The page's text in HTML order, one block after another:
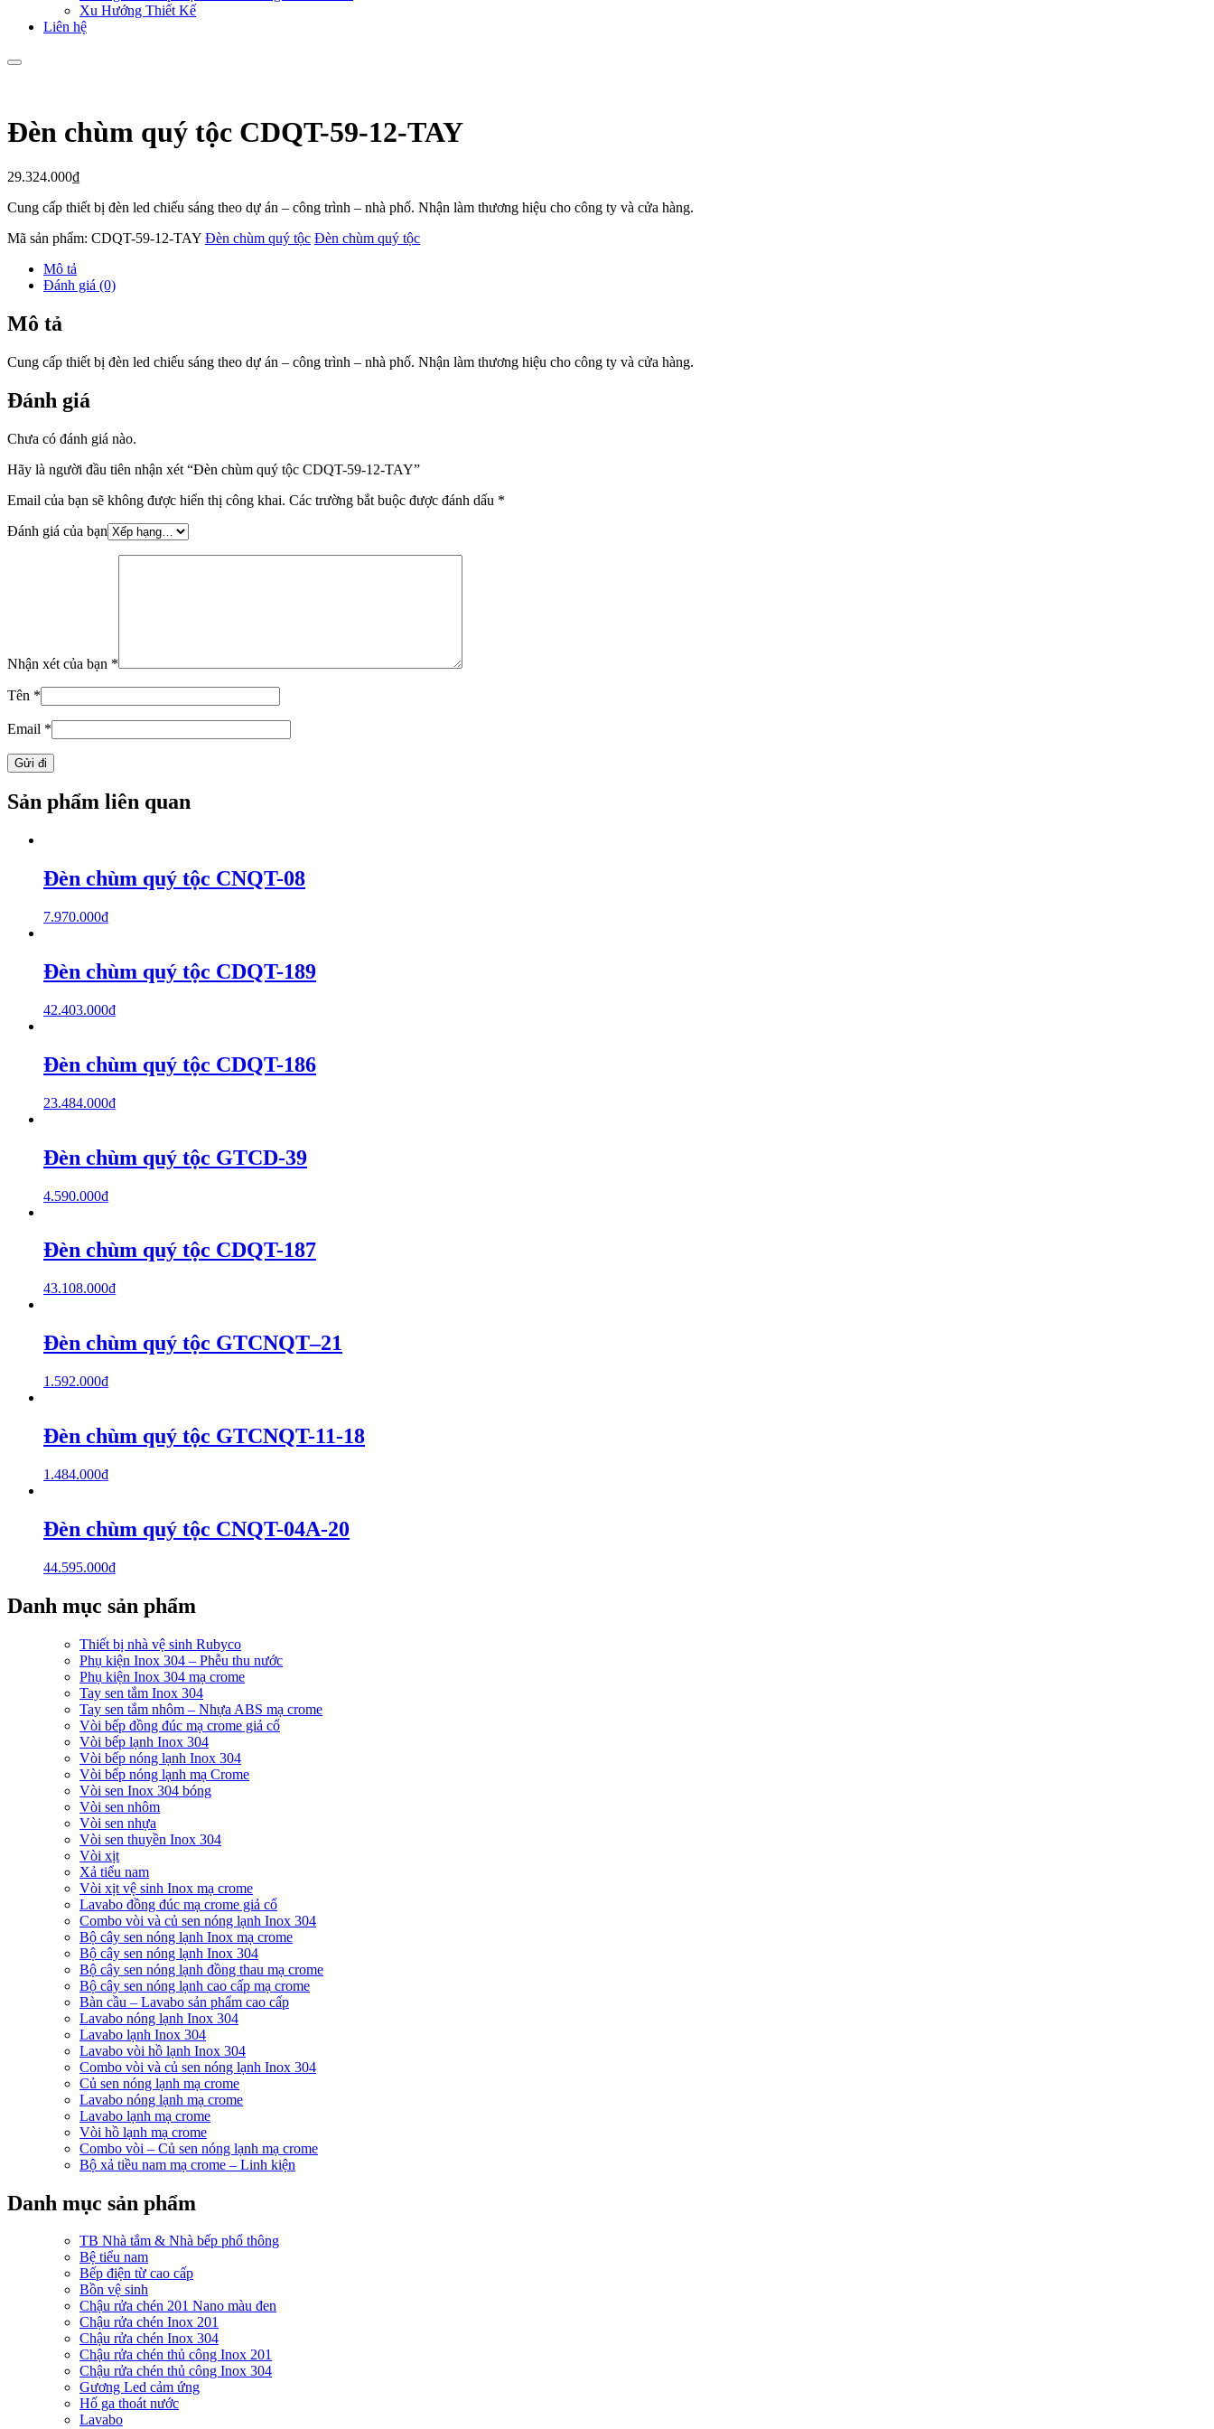
Xu Hướng Thiết Kế
Liên hệ
Đèn chùm quý tộc CDQT-59-12-TAY
29.324.000₫
Cung cấp thiết bị đèn led chiếu sáng theo dự án – công trình – nhà phố. Nhận làm thương hiệu cho công ty và cửa hàng.
Mã sản phẩm: CDQT-59-12-TAY Đèn chùm quý tộc Đèn chùm quý tộc
Mô tả
Đánh giá (0)
Mô tả
Cung cấp thiết bị đèn led chiếu sáng theo dự án – công trình – nhà phố. Nhận làm thương hiệu cho công ty và cửa hàng.
Đánh giá
Chưa có đánh giá nào.
Hãy là người đầu tiên nhận xét “Đèn chùm quý tộc CDQT-59-12-TAY”
Email của bạn sẽ không được hiển thị công khai. Các trường bắt buộc được đánh dấu *
Đánh giá của bạn
Nhận xét của bạn *
Tên *
Email *
Sản phẩm liên quan
Đèn chùm quý tộc CNQT-08
7.970.000₫
Đèn chùm quý tộc CDQT-189
42.403.000₫
Đèn chùm quý tộc CDQT-186
23.484.000₫
Đèn chùm quý tộc GTCD-39
4.590.000₫
Đèn chùm quý tộc CDQT-187
43.108.000₫
Đèn chùm quý tộc GTCNQT–21
1.592.000₫
Đèn chùm quý tộc GTCNQT-11-18
1.484.000₫
Đèn chùm quý tộc CNQT-04A-20
44.595.000₫
Danh mục sản phẩm
Thiết bị nhà vệ sinh Rubyco
Phụ kiện Inox 304 – Phễu thu nước
Phụ kiện Inox 304 mạ crome
Tay sen tắm Inox 304
Tay sen tắm nhôm – Nhựa ABS mạ crome
Vòi bếp đồng đúc mạ crome giả cổ
Vòi bếp lạnh Inox 304
Vòi bếp nóng lạnh Inox 304
Vòi bếp nóng lạnh mạ Crome
Vòi sen Inox 304 bóng
Vòi sen nhôm
Vòi sen nhựa
Vòi sen thuyền Inox 304
Vòi xịt
Xả tiểu nam
Vòi xịt vệ sinh Inox mạ crome
Lavabo đồng đúc mạ crome giả cổ
Combo vòi và củ sen nóng lạnh Inox 304
Bộ cây sen nóng lạnh Inox mạ crome
Bộ cây sen nóng lạnh Inox 304
Bộ cây sen nóng lạnh đồng thau mạ crome
Bộ cây sen nóng lạnh cao cấp mạ crome
Bàn cầu – Lavabo sản phẩm cao cấp
Lavabo nóng lạnh Inox 304
Lavabo lạnh Inox 304
Lavabo vòi hồ lạnh Inox 304
Combo vòi và củ sen nóng lạnh Inox 304
Củ sen nóng lạnh mạ crome
Lavabo nóng lạnh mạ crome
Lavabo lạnh mạ crome
Vòi hồ lạnh mạ crome
Combo vòi – Củ sen nóng lạnh mạ crome
Bộ xả tiều nam mạ crome – Linh kiện
Danh mục sản phẩm
TB Nhà tắm & Nhà bếp phổ thông
Bệ tiểu nam
Bếp điện từ cao cấp
Bồn vệ sinh
Chậu rửa chén 201 Nano màu đen
Chậu rửa chén Inox 201
Chậu rửa chén Inox 304
Chậu rửa chén thủ công Inox 201
Chậu rửa chén thủ công Inox 304
Gương Led cảm ứng
Hố ga thoát nước
Lavabo